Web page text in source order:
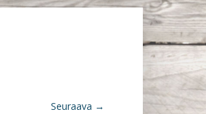
Seuraava →